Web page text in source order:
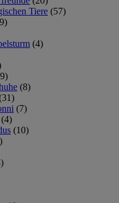
Tiere (57)
(4)
(8)
(7)
(4)
(10)